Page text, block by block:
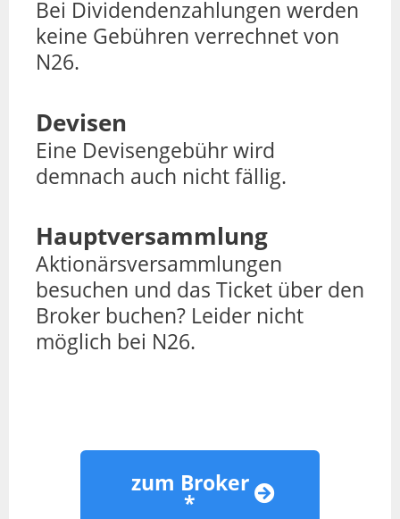
Bei Dividendenzahlungen werden
keine Gebühren verrechnet von
N26.
Devisen
Eine Devisengebühr wird
demnach auch nicht fällig.
Hauptversammlung
Aktionärsversammlungen
besuchen und das Ticket über den
Broker buchen? Leider nicht
möglich bei N26.
zum Broker
*